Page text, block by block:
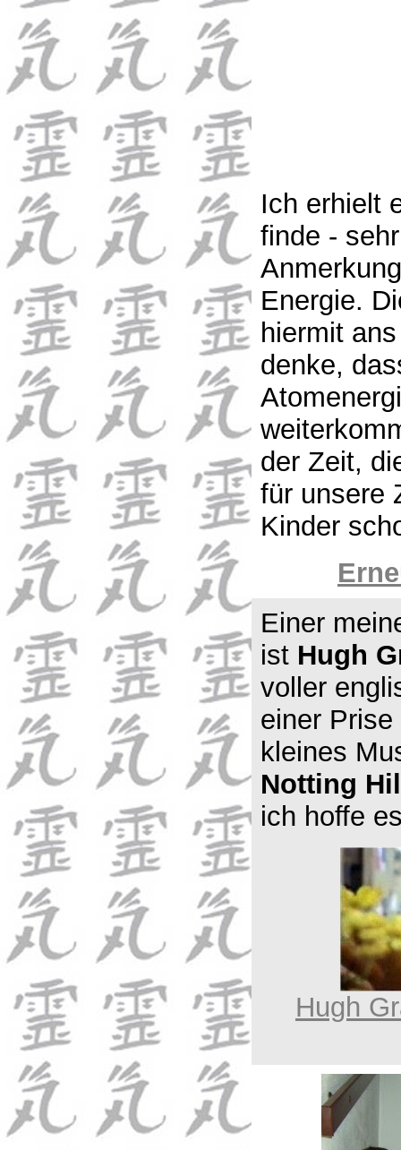
Ich erhielt
finde -
Energie.
hiermit
denke,
der Zeit,
für unsere
Kinder
Einer
ist Hugh
voller
einer
kleines
Notting
ich hoffe
Hugh